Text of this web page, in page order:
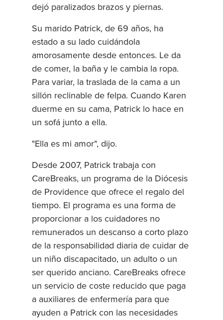
dejó paralizados brazos y piernas.
Su marido Patrick, de 69 años, ha
estado a su lado cuidándola
amorosamente desde entonces. Le da
de comer, la baña y le cambia la ropa.
Para variar, la traslada de la cama a un
sillón reclinable de felpa. Cuando Karen
duerme en su cama, Patrick lo hace en
un sofá junto a ella.
"Ella es mi amor", dijo.
Desde 2007, Patrick trabaja con
CareBreaks, un programa de la Diócesis
de Providence que ofrece el regalo del
tiempo. El programa es una forma de
proporcionar a los cuidadores no
remunerados un descanso a corto plazo
de la responsabilidad diaria de cuidar de
un niño discapacitado, un adulto o un
ser querido anciano. CareBreaks ofrece
un servicio de coste reducido que paga
a auxiliares de enfermería para que
ayuden a Patrick con las necesidades